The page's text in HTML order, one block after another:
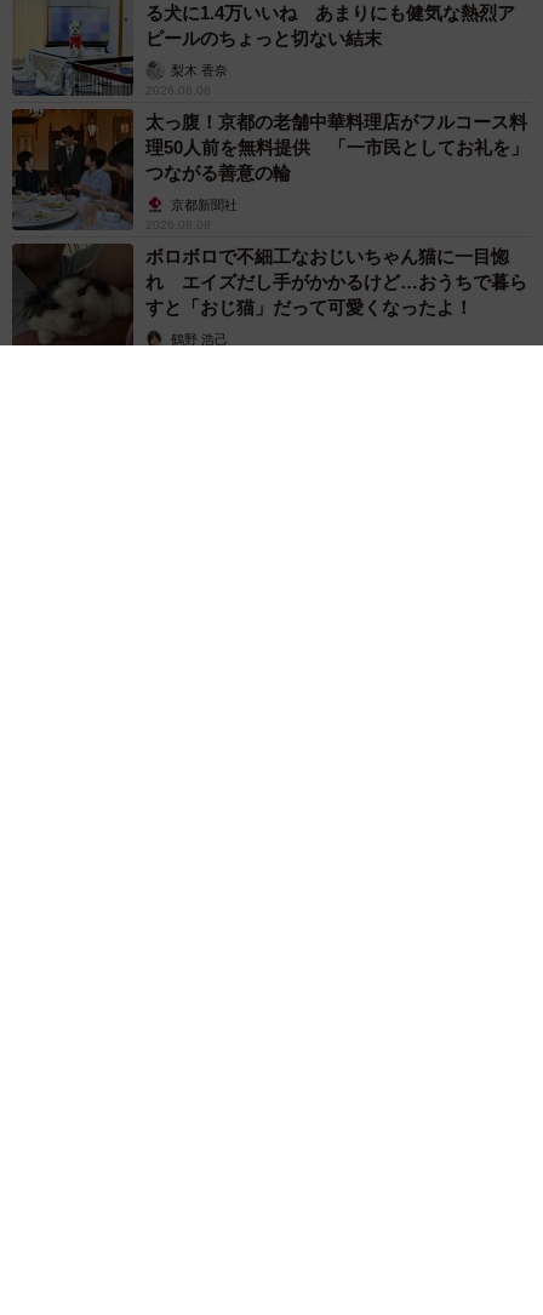
る犬に1.4万いいね あまりにも健気な熱烈ア
ピールのちょっと切ない結末
梨木 香奈
2026.08.08
太っ腹！京都の老舗中華料理店がフルコース料
理50人前を無料提供 「一市民としてお礼を」
つながる善意の輪
京都新聞社
2026.08.08
ボロボロで不細工なおじいちゃん猫に一目惚
れ エイズだし手がかかるけど…おうちで暮ら
すと「おじ猫」だって可愛くなったよ！
鶴野 浩己